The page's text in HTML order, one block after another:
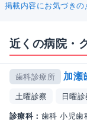
掲載内容にお気づきの
近くの病院・
歯科診療所 加瀬
土曜診察 日曜診
診療科： 歯科 小児歯